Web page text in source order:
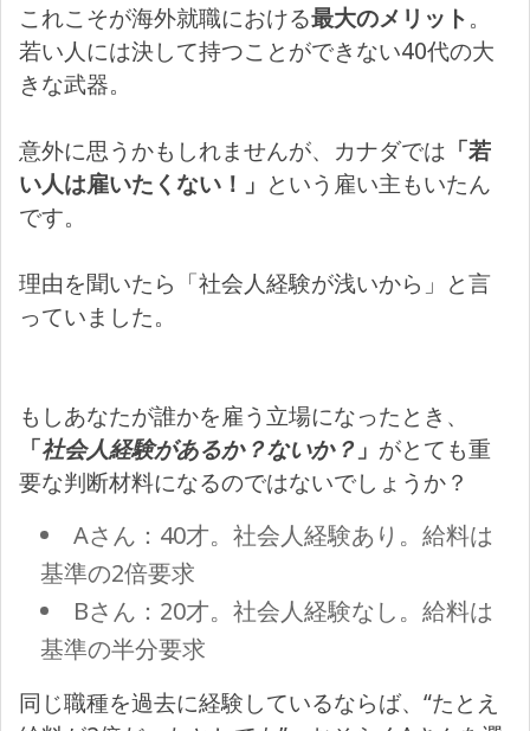
これこそが海外就職における最大のメリット。
若い人には決して持つことができない40代の大
きな武器。
意外に思うかもしれませんが、カナダでは 「若
い人は雇いたくない！」 という雇い主もいたん
です。
理由を聞いたら「社会人経験が浅いから」と言
っていました。
もしあなたが誰かを雇う立場になったとき、
「社会人経験があるか？ないか？ 」 がとても重
要な判断材料になるのではないでしょうか？
Aさん：40才。社会人経験あり。給料は
基準の2倍要求
Bさん：20才。社会人経験なし。給料は
基準の半分要求
同じ職種を過去に経験しているならば、“たとえ